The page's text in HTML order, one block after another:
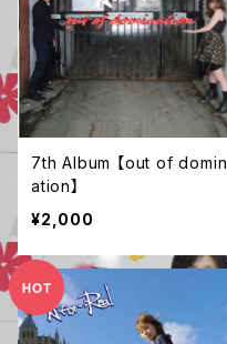
7th Album 【out of domin
ation】
¥2,000